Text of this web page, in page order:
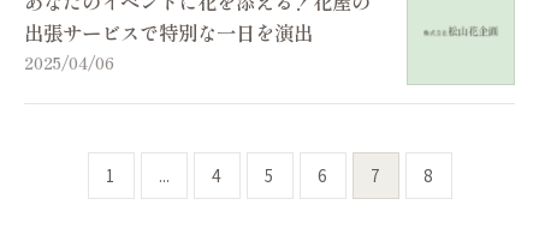
出張サービスで特別な一日を演出
2025/04/06
1 ... 4 5 6 7 8